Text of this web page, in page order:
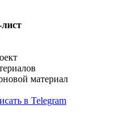
материал
в Telegram